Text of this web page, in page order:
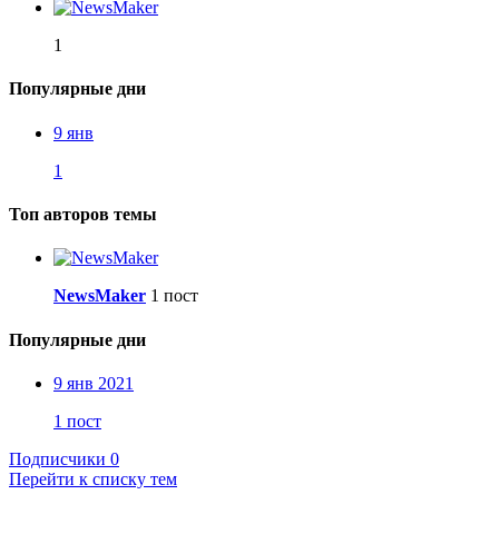
1
Популярные дни
9 янв
1
Топ авторов темы
NewsMaker 1 пост
Популярные дни
9 янв 2021
1 пост
Подписчики 0
Перейти к списку тем